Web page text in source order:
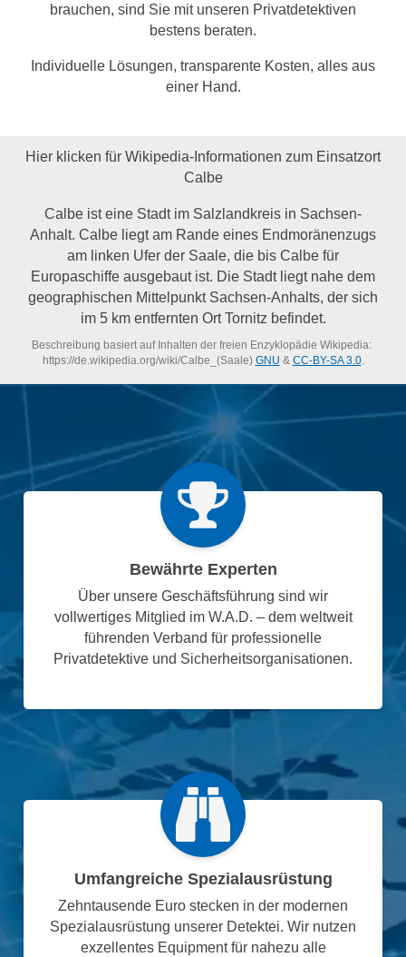
brauchen, sind Sie mit unseren Privatdetektiven
bestens beraten.
Individuelle Lösungen, transparente Kosten, alles aus
einer Hand.
Hier klicken für Wikipedia-Informationen zum Einsatzort
Calbe
Calbe ist eine Stadt im Salzlandkreis in Sachsen-
Anhalt. Calbe liegt am Rande eines Endmoränenzugs
am linken Ufer der Saale, die bis Calbe für
Europaschiffe ausgebaut ist. Die Stadt liegt nahe dem
geographischen Mittelpunkt Sachsen-Anhalts, der sich
im 5 km entfernten Ort Tornitz befindet.
Beschreibung basiert auf Inhalten der freien Enzyklopädie Wikipedia:
https://de.wikipedia.org/wiki/Calbe_(Saale) GNU & CC-BY-SA 3.0.
Bewährte Experten
Über unsere Geschäftsführung sind wir
vollwertiges Mitglied im W.A.D. – dem weltweit
führenden Verband für professionelle
Privatdetektive und Sicherheitsorganisationen.
Umfangreiche Spezialausrüstung
Zehntausende Euro stecken in der modernen
Spezialausrüstung unserer Detektei. Wir nutzen
exzellentes Equipment für nahezu alle